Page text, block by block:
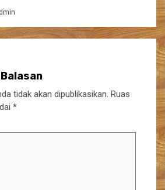
tidak akan dipublikasikan. Ruas
*